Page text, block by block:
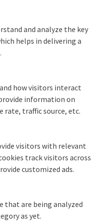
and analyze the key
helps in delivering a
how visitors interact
information on
rate, traffic source, etc.
visitors with relevant
track visitors across
customized ads.
that are being analyzed
as yet.